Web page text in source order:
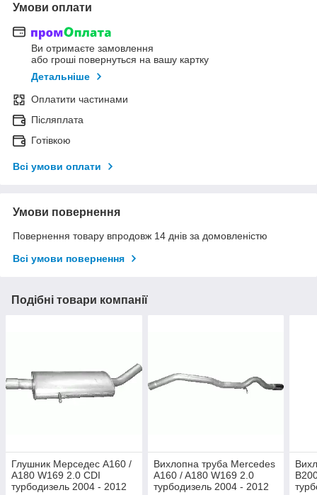
Умови оплати
Ви отримаєте замовлення
або гроші повернуться на вашу картку
Детальніше
Оплатити частинами
Післяплата
Готівкою
Всі умови оплати
Умови повернення
Повернення товару впродовж 14 днів за домовленістю
Всі умови повернення
Подібні товари компанії
Глушник Мерседес А160 /
А180 W169 2.0 CDI
турбодизель 2004 - 2012
Вихлопна труба Mercedes
A160 / A180 W169 2.0
турбодизель 2004 - 2012